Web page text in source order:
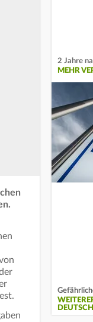
2 Jahre
MEHR